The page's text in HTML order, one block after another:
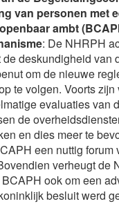
van personen met
ambt
: De NHRPH
deskundigheid van
om de nieuwe
te volgen. Voorts
evaluaties van
de
en dies meer te
een nuttig forum
verheugt de
ook om een
besluit werd